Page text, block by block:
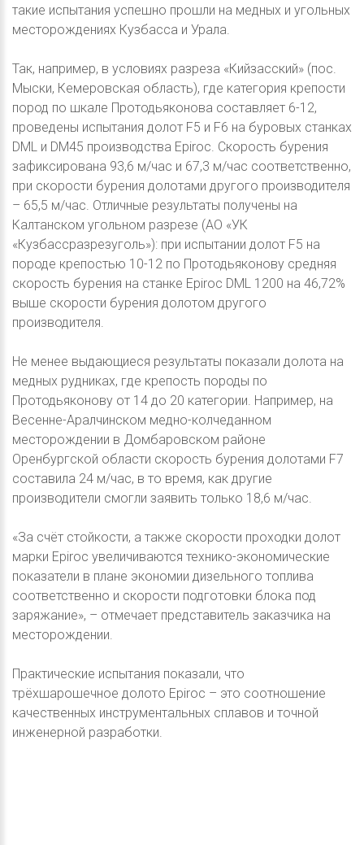
такие испытания успешно прошли на медных и угольных
месторождениях Кузбасса и Урала.
Так, например, в условиях разреза «Кийзасский» (пос.
Мыски, Кемеровская область), где категория крепости
пород по шкале Протодьяконова составляет 6-12,
проведены испытания долот F5 и F6 на буровых станках
DML и DM45 производства Epiroc. Скорость бурения
зафиксирована 93,6 м/час и 67,3 м/час соответственно,
при скорости бурения долотами другого производителя
– 65,5 м/час. Отличные результаты получены на
Калтанском угольном разрезе (АО «УК
«Кузбассразрезуголь»): при испытании долот F5 на
породе крепостью 10-12 по Протодьяконову средняя
скорость бурения на станке Epiroc DML 1200 на 46,72%
выше скорости бурения долотом другого
производителя.
Не менее выдающиеся результаты показали долота на
медных рудниках, где крепость породы по
Протодьяконову от 14 до 20 категории. Например, на
Весенне-Аралчинском медно-колчеданном
месторождении в Домбаровском районе
Оренбургской области скорость бурения долотами F7
составила 24 м/час, в то время, как другие
производители смогли заявить только 18,6 м/час.
«За счёт стойкости, а также скорости проходки долот
марки Epiroc увеличиваются технико-экономические
показатели в плане экономии дизельного топлива
соответственно и скорости подготовки блока под
заряжание», – отмечает представитель заказчика на
месторождении.
Практические испытания показали, что
трёхшарошечное долото Epiroc – это соотношение
качественных инструментальных сплавов и точной
инженерной разработки.